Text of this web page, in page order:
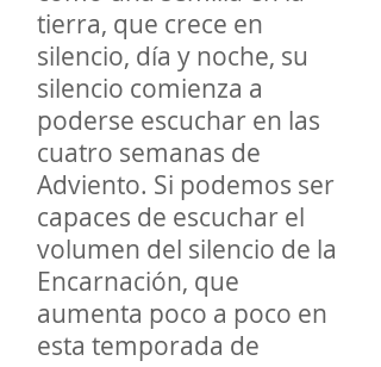
tierra, que crece en
silencio, día y noche, su
silencio comienza a
poderse escuchar en las
cuatro semanas de
Adviento. Si podemos ser
capaces de escuchar el
volumen del silencio de la
Encarnación, que
aumenta poco a poco en
esta temporada de